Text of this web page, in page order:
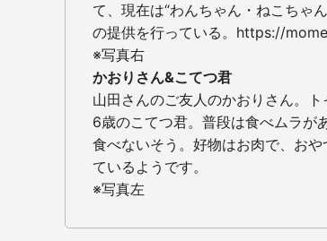
て、現在は“わんちゃん・ねこちゃ
の提供を行っている。 https://
※写真右
かおりさん&こてつ君
山田さんのご友人のかおりさん。
6歳のこてつ君。普段は食べムラが
食べないそう。好物はお肉で、お
ているようです。
※写真左